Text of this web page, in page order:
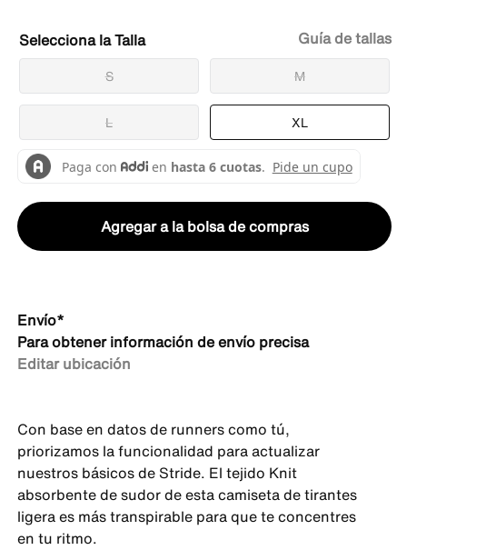
Talla
S M
L XL
Guía de tallas
Agregar a la bolsa de compras
Envío*
Para obtener información de envío precisa
Editar ubicación
Con base en datos de runners como tú,
priorizamos la funcionalidad para actualizar
nuestros básicos de Stride. El tejido Knit
absorbente de sudor de esta camiseta de tirantes
ligera es más transpirable para que te concentres
en tu ritmo.